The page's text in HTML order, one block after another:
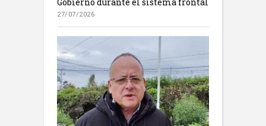
Gobierno durante el sistema frontal
27/07/2026